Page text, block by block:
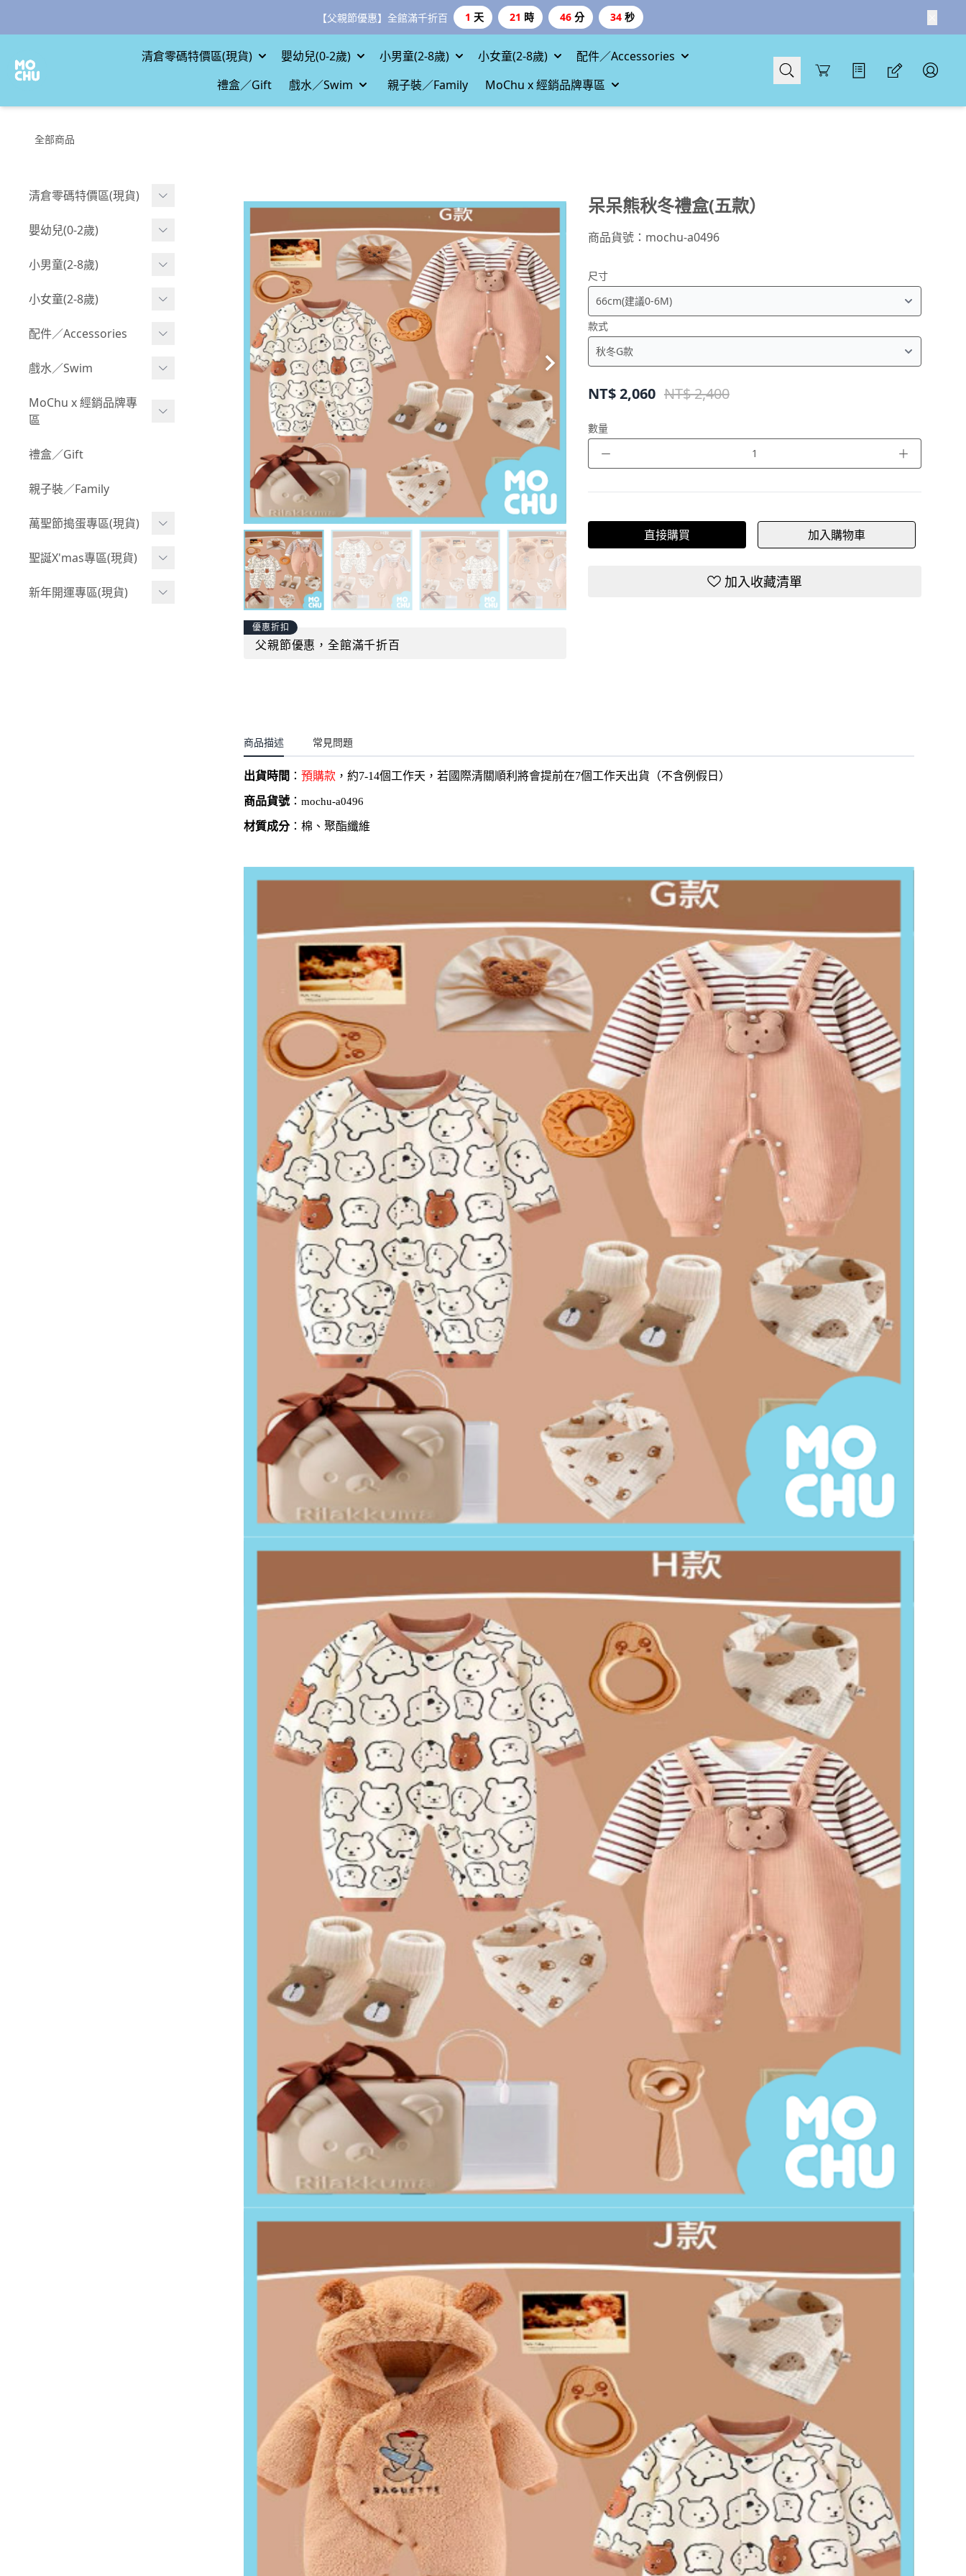
【父親節優惠】全館滿千折百 1 天 21 時 46 分 32 秒
清倉零碼特價區(現貨) 嬰幼兒(0-2歲) 小男童(2-8歲) 小女童(2-8歲)
配件／Accessories
禮盒／Gift
戲水／Swim 親子裝／Family MoChu x 經銷品牌專區
Cart
全部商品
清倉零碼特價區(現貨)
現貨.寶寶
現貨.男童
嬰幼兒(0-2歲)
BABY 包屁衣(短袖)
BABY 包屁衣(長袖)
BABY 外套
BABY 上身(短袖)
BABY 下身(短褲)
BABY 下身(長褲)
BABY 套裝(短袖)
BABY 套裝(長袖)
小男童(2-8歲)
Boy 上身(短袖)
Boy 上身(長袖)
Boy 套裝(短袖)
叢林探險系列
小紳士系列
韓國小歐巴
小女童(2-8歲)
Girl 上身(短袖)
Girl 上身(長袖)
Girl 下身(長褲)
Girl 套裝(短袖)
率性牛仔風
夢幻童話系列
小洋裝系列
配件／Accessories
Acc 口水巾
Acc 襪子
Acc 鞋子
Acc 餐具
Acc 寢具
Acc 其他
戲水／Swim
泳裝
泳具
野餐趣
MoChu x 經銷品牌專
區
©Wonchi 台灣 ｜ 兒童軟
©Disney 美國｜嬰兒用品
©風車圖書 台灣｜兒童圖
嘴
禮盒／Gift
親子裝／Family
萬聖節搗蛋專區(現貨)
萬聖造型頭套(3歲以上)
萬聖.嬰幼兒(0-2歲)
聖誕X'mas專區(現貨)
聖誕.嬰幼兒(0-2歲)
新年開運專區(現貨)
優惠折扣
父親節優惠，全館滿千折百
呆呆熊秋冬禮盒(五款）
商品貨號： mochu-a0496
尺寸
款式
NT$2,060 NT$ 2,400
數量
－ ＋
直接購買 加入購物車
加入收藏清單
商品描述 常見問題
出貨時間 ：預購款 ，約7-14個工作天，若國際清關順利將會提前在7個工作天出貨（不含例假日）
商品貨號：mochu-a0496
材質成分：棉、聚酯纖維